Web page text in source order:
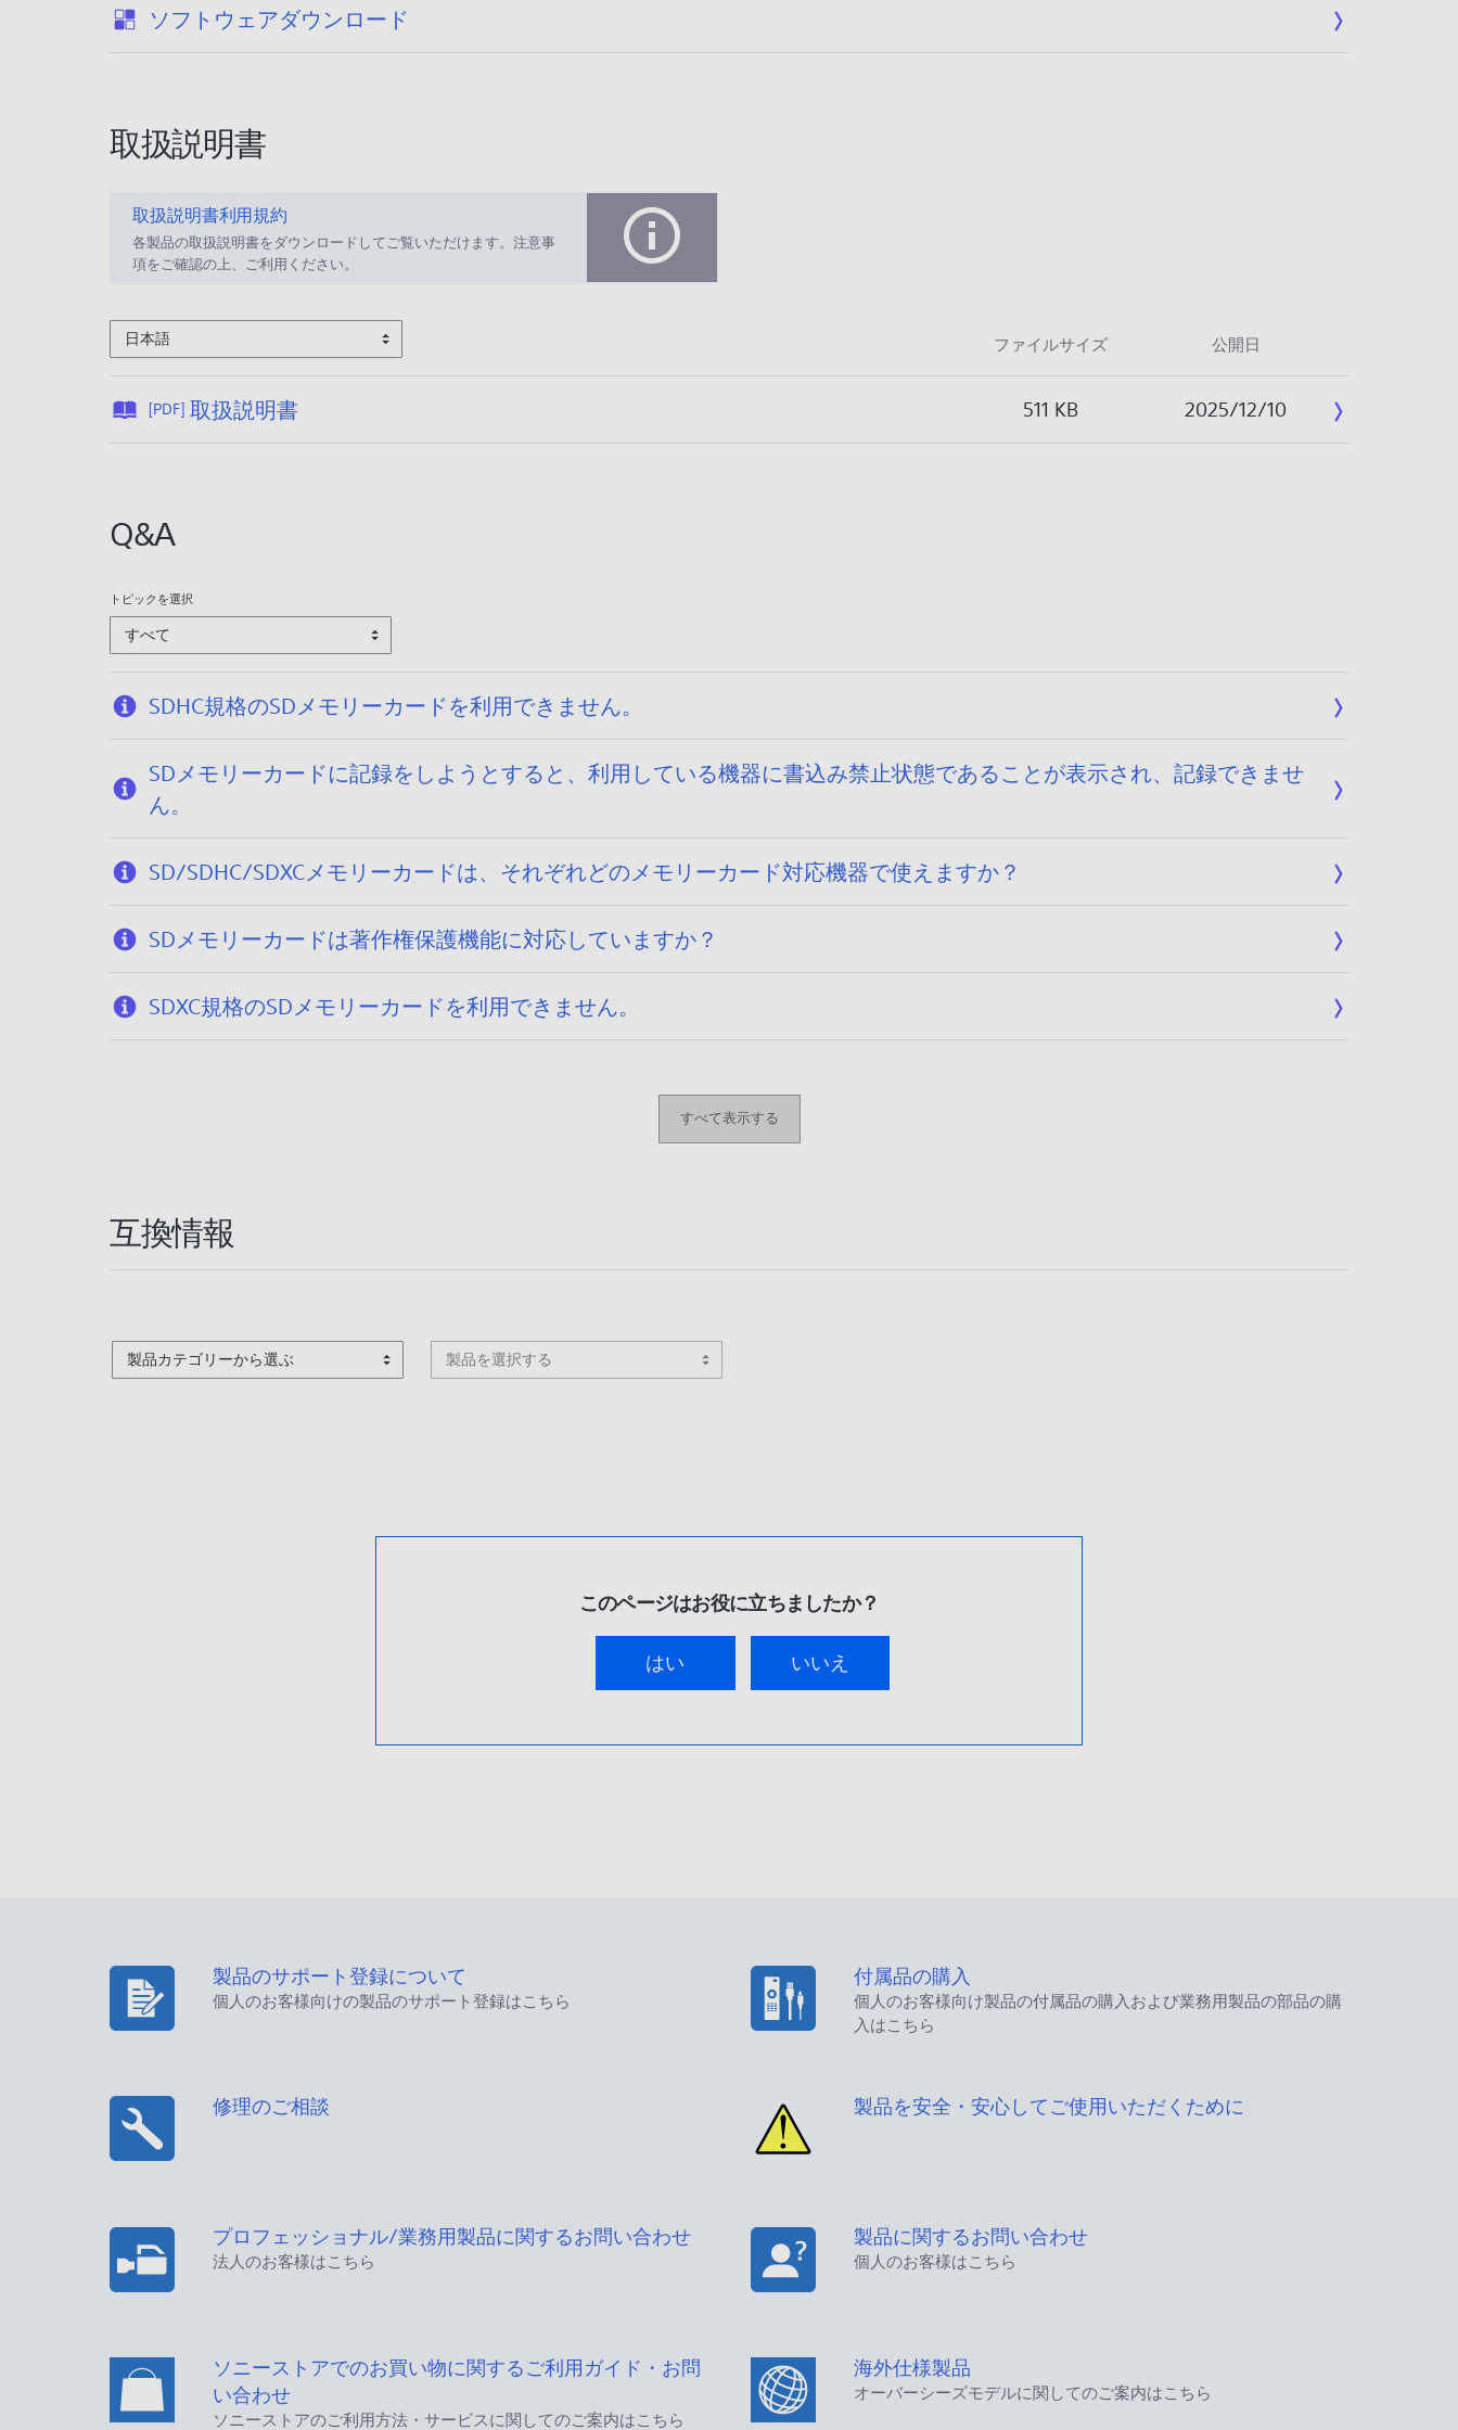
ソフトウェアダウンロード
取扱説明書
取扱説明書利用規約
各製品の取扱説明書をダウンロードしてご覧いただけます。注意事
項をご確認の上、ご利用ください。
日本語 ファイルサイズ 公開日
[PDF] 取扱説明書公
/
1
2
/
511 KB 2025/12/10
Q&A
トピックを選択
すべて
SDHC規格のSDメモリーカードを利用できません。
SDメモリーカードに記録をしようとすると、利用している機器に書込み禁止状態であることが表示され、記録できませ
ん。
SD/SDHC/SDXCメモリーカードは、それぞれどのメモリーカード対応機器で使えますか？
SDメモリーカードは著作権保護機能に対応していますか？
SDXC規格のSDメモリーカードを利用できません。
すべて表示する
互換情報
製品カテゴリーから選ぶ 製品を選択する
このページはお役に立ちましたか？
はい いいえ
製品のサポート登録について
個人のお客様向けの製品のサポート登録はこちら
付属品の購入
個人のお客様向け製品の付属品の購入および業務用製品の部品の購
入はこちら
修理のご相談 製品を安全・安心してご使用いただくために
プロフェッショナル/業務用製品に関するお問い合わせ
法人のお客様はこちら
製品に関するお問い合わせ
個人のお客様はこちら
ソニーストアでのお買い物に関するご利用ガイド・お問
い合わせ
ソニーストアのご利用方法・サービスに関してのご案内はこちら
海外仕様製品
オーバーシーズモデルに関してのご案内はこちら